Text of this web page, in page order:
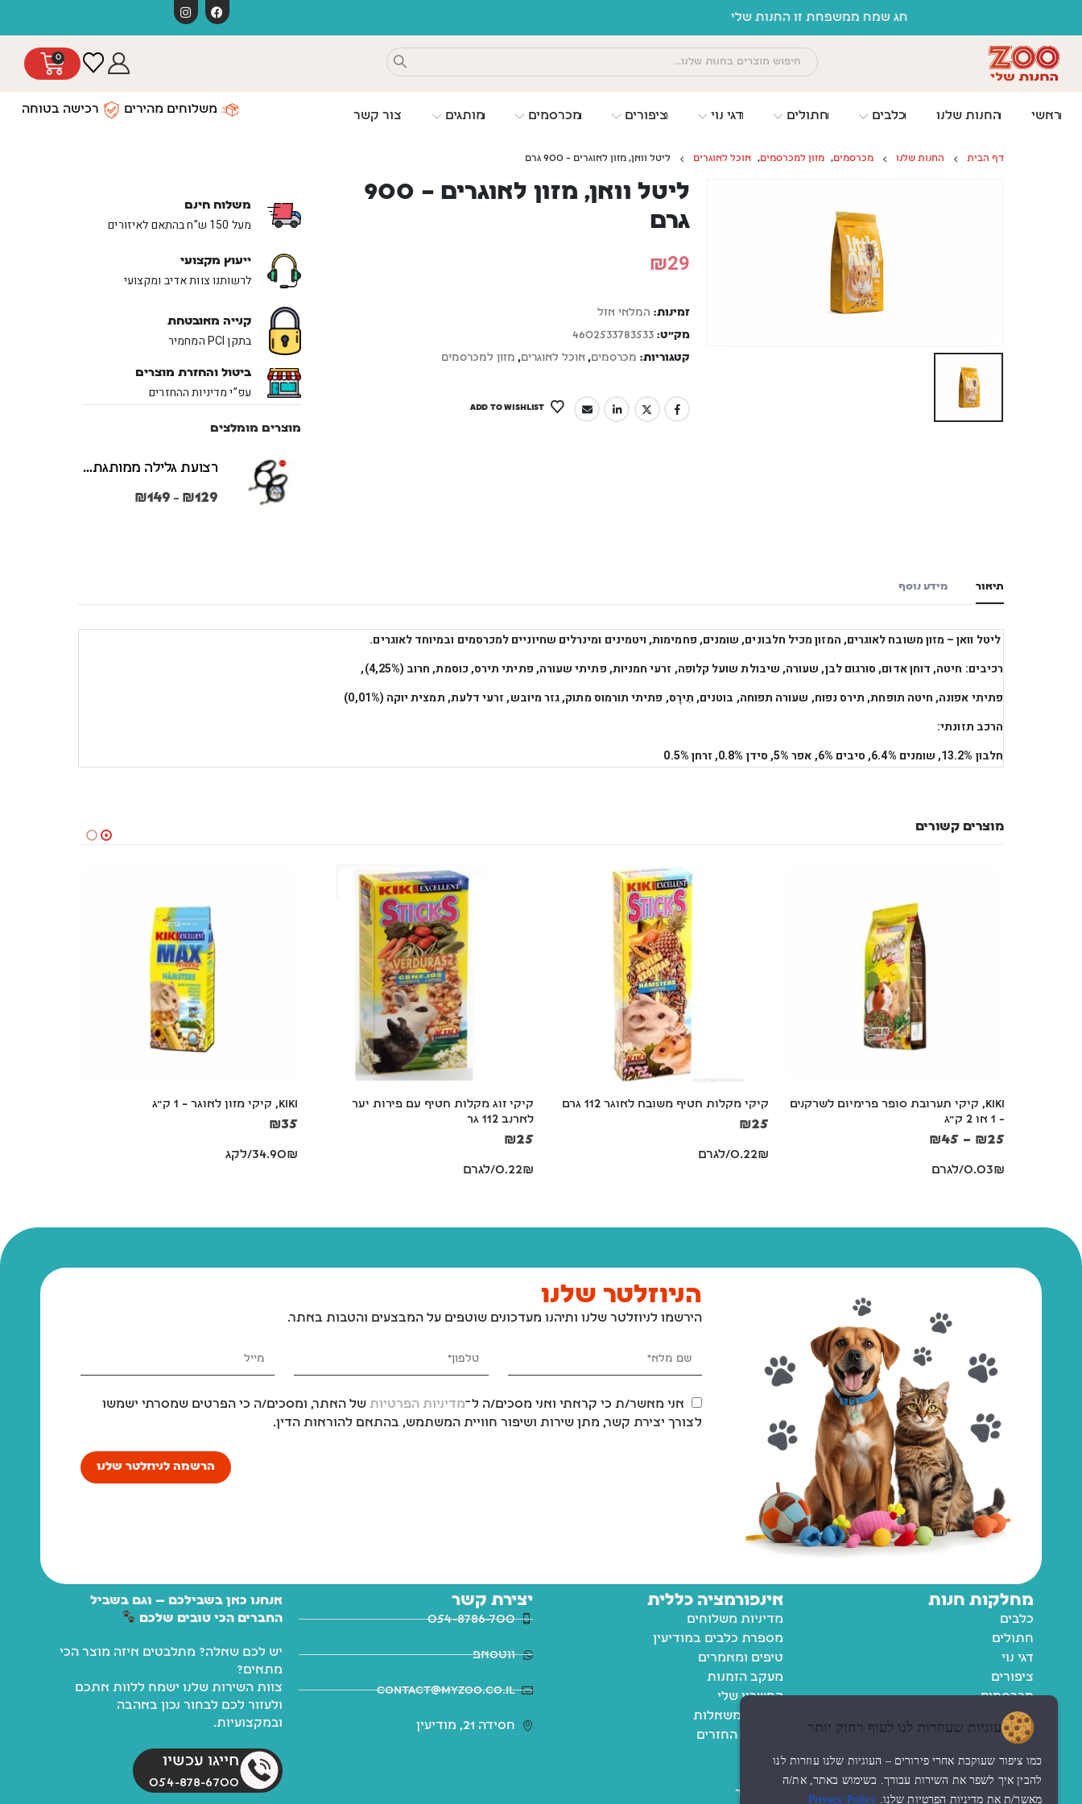
0
ראשי החנות שלנו כלבים חתולים דגי נוי ציפורים מכרסמים מותגים צור קשר משלוחים מהירים רכישה בטוחה
דף הבית החנות שלנו מכרסמים, מזון למכרסמים, אוכל לאוגרים ליטל וואן, מזון לאוגרים – 900 גרם
ליטל וואן, מזון לאוגרים – 900
גרם
₪29
זמינות: המלאי אזל
מק"ט: 4602533783533
קטגוריות: מכרסמים, אוכל לאוגרים, מזון למכרסמים
ADD TO WISHLIST
משלוח חינם
מעל 150 ש”ח בהתאם לאיזורים
ייעוץ מקצועי
לרשותנו צוות אדיב ומקצועי
קנייה מאובטחת
בתקן PCI המחמיר
ביטול והחזרת מוצרים
עפ”י מדיניות ההחזרים
מוצרים מומלצים
רצועת גלילה ממותגת משני הצדדים צבע שחור במידות S + M
₪129
–
₪149
תיאור מידע נוסף
ליטל וואן – מזון משובח לאוגרים, המזון מכיל חלבונים,שומנים,פחמימות,ויטמינים ומינרלים שחיוניים למכרסמים ובמיוחד לאוגרים.
רכיבים: חיטה,דוחן אדום,סורגום לבן,שעורה,שיבולת שועל קלופה, זרעי חמניות,פתיתי שעורה,פתיתי תירס,כוסמת,חרוב (4,25%),
פתיתי אפונה,חיטה תופחת,תירס נפוח, שעורה תפוחה, בוטנים,תִירָס, פתיתי תורמוס מתוק,גזר מיובש,זרעי דלעת,תמצית יוקה (0,01%)
הרכב תזונתי:
חלבון 13.2%,
שומנים 6.4%, סיבים 6%, אפר 5%, סידן 0.8%, זרחן0.5%
מוצרים קשורים
KIKI, קיקי תערובת סופר פרימיום לשרקנים
– 1 או 2 ק"ג
₪25
–
₪45
0.03₪/לגרם
קיקי מקלות חטיף משובח לאוגר 112 גרם
₪25
0.22₪/לגרם
קיקי זוג מקלות חטיף עם פירות יער
לארנב 112 גר
₪25
0.22₪/לגרם
KIKI, קיקי מזון לאוגר – 1 ק"ג
₪35
34.90₪/לקג
הניוזלטר שלנו
הירשמו לניוזלטר שלנו ותיהנו מעדכונים שוטפים על המבצעים והטבות באתר.
אני מאשר/ת כי קראתי ואני מסכים/ה ל־מדיניות הפרטיות של האתר, ומסכים/ה כי הפרטים שמסרתי ישמשו
לצורך יצירת קשר, מתן שירות ושיפור חוויית המשתמש, בהתאם להוראות הדין.
הרשמה לניוזלטר שלנו
מחלקות חנות
כלבים
חתולים
דגי נוי
ציפורים
מכרסמים
אינפורמציה כללית
מדיניות משלוחים
מספרת כלבים במודיעין
טיפים ומאמרים
מעקב הזמנות
החשבון שלי
רשימת משאלות
מדיניות החזרים
תקנון
נגישות
צור קשר
יצירת קשר
054-8786-700
ווטסאפ
contact@myzoo.co.il
חסידה 21, מודיעין
אנחנו כאן בשבילכם — וגם בשביל
החברים הכי טובים שלכם
יש לכם שאלה? מתלבטים איזה מוצר הכי
מתאים?
צוות השירות שלנו ישמח ללוות אתכם
ולעזור לכם לבחור נכון באהבה
ובמקצועיות.
חייגו עכשיו
054-878-6700
עוגיות שעוזרות לנו לעוף רחוק יותר
כמו ציפור שעוקבת אחרי פירורים – העוגיות שלנו עוזרות לנו
להבין איך לשפר את השירות עבורך. בשימוש באתר, את/ה
מאשר/ת את מדיניות הפרטיות שלנו. Privacy Policy